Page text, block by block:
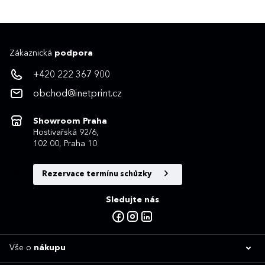
Zákaznická podpora
+420 222 367 900
obchod@inetprint.cz
Showroom Praha
Hostivařská 92/6,
102 00, Praha 10
Rezervace termínu schůzky
Sledujte nás
Vše o nákupu